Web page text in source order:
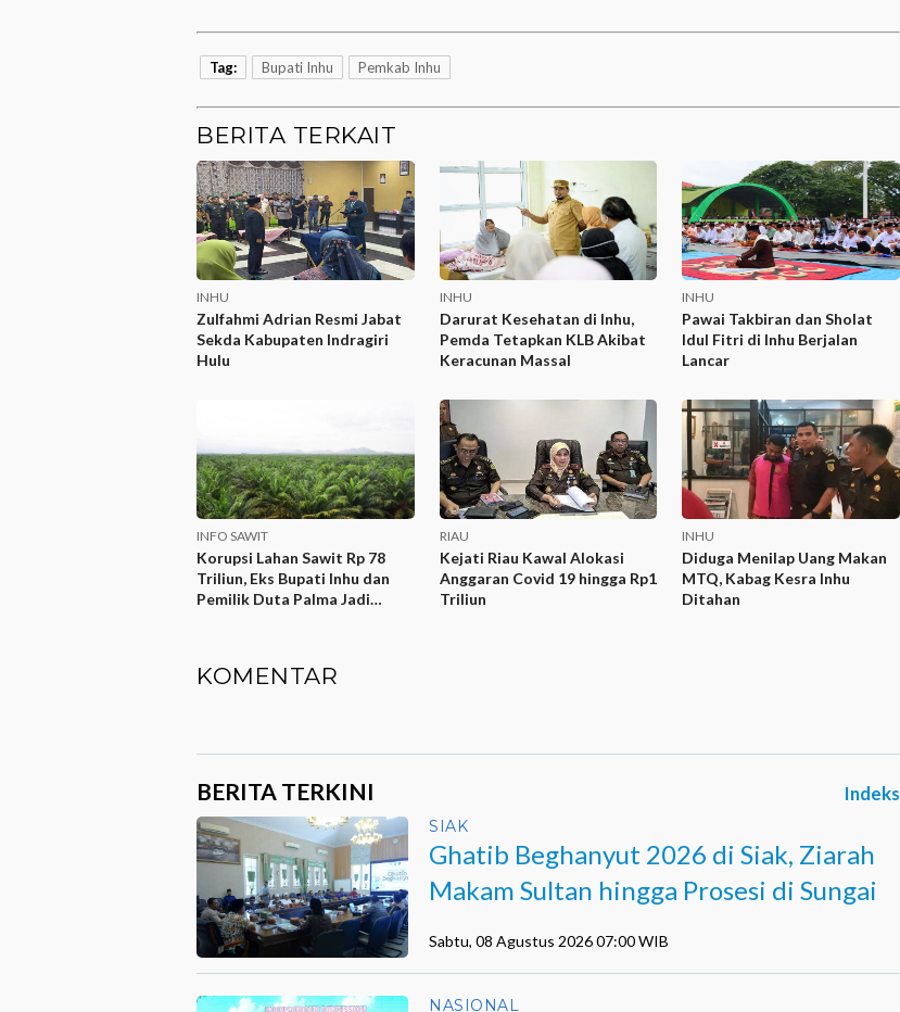
Tag: Bupati Inhu Pemkab Inhu
BERITA TERKAIT
INHU
Zulfahmi Adrian Resmi Jabat
Sekda Kabupaten Indragiri
Hulu
INHU
Darurat Kesehatan di Inhu,
Pemda Tetapkan KLB Akibat
Keracunan Massal
INHU
Pawai Takbiran dan Sholat
Idul Fitri di Inhu Berjalan
Lancar
INFO SAWIT
Korupsi Lahan Sawit Rp 78
Triliun, Eks Bupati Inhu dan
Pemilik Duta Palma Jadi
RIAU
Kejati Riau Kawal Alokasi
Anggaran Covid 19 hingga Rp1
Triliun
INHU
Diduga Menilap Uang Makan
MTQ, Kabag Kesra Inhu
Ditahan
KOMENTAR
BERITA TERKINI Indeks
SIAK
Ghatib Beghanyut 2026 di Siak, Ziarah
Makam Sultan hingga Prosesi di Sungai
Sabtu, 08 Agustus 2026 07:00 WIB
NASIONAL